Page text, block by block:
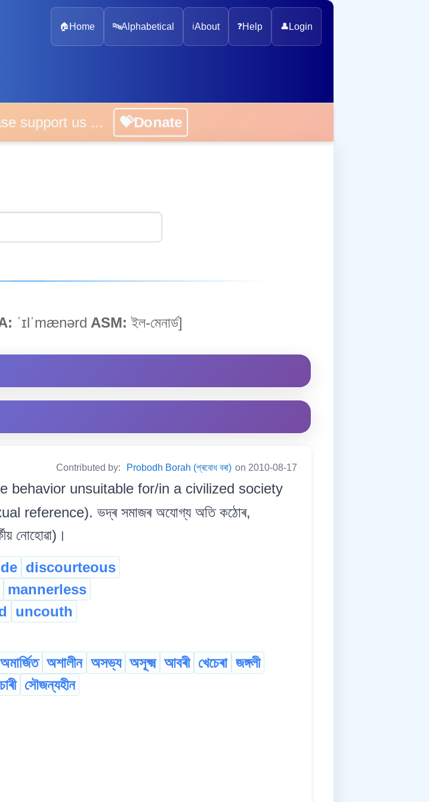
🏠 Home 🔤Alphabetical ℹ️About ❓Help 👤 Login
support us ... 💝Donate
ˈɪlˈmænərd ASM: ইল-মেনাৰ্ড]
Contributed by: Probodh Borah (প্ৰবোধ বৰা) on 2010-08-17
behavior unsuitable for/in a civilized society
reference). ভদ্ৰ সমাজৰ অযোগ্য অতি কঠোৰ,
নোহোৱা)।
discourteous
mannerless
uncouth
অমাৰ্জিত অশালীন অসভ্য অসূক্ষ্ম আবৰী খেচেৰা জঙ্গলী
সৌজন্যহীন